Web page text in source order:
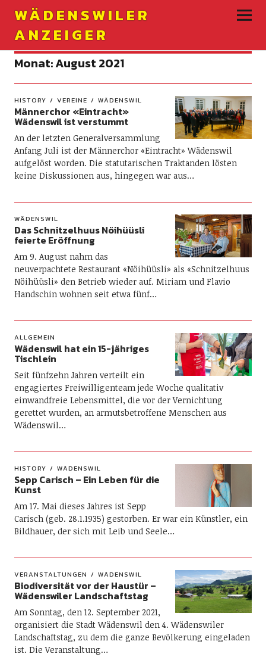
WÄDENSWILER
ANZEIGER
Monat:August 2021
HISTORY VEREINE WÄDENSWIL
Männerchor «Eintracht»
Wädenswil ist verstummt
An der letzten Generalversammlung
Anfang Juli ist der Männerchor «Eintracht» Wädenswil
aufgelöst worden. Die statutarischen Traktanden lösten
keine Diskussionen aus, hingegen war aus…
WÄDENSWIL
Das Schnitzelhuus Nöihüüsli
feierte Eröffnung
Am 9. August nahm das
neuverpachtete Restaurant «Nöihüüsli» als «Schnitzelhuus
Nöihüüsli» den Betrieb wieder auf. Miriam und Flavio
Handschin wohnen seit etwa fünf…
ALLGEMEIN
Wädenswil hat ein 15-jähriges
Tischlein
Seit fünfzehn Jahren verteilt ein
engagiertes Freiwilligenteam jede Woche qualitativ
einwandfreie Lebensmittel, die vor der Vernichtung
gerettet wurden, an armutsbetroffene Menschen aus
Wädenswil…
HISTORY WÄDENSWIL
Sepp Carisch – Ein Leben für die
Kunst
Am 17. Mai dieses Jahres ist Sepp
Carisch (geb. 28.1.1935) gestorben. Er war ein Künstler, ein
Bildhauer, der sich mit Leib und Seele…
VERANSTALTUNGEN WÄDENSWIL
Biodiversität vor der Haustür –
Wädenswiler Landschaftstag
Am Sonntag, den 12. September 2021,
organisiert die Stadt Wädenswil den 4. Wädenswiler
Landschaftstag, zu dem die ganze Bevölkerung eingeladen
ist. Die Veranstaltung…